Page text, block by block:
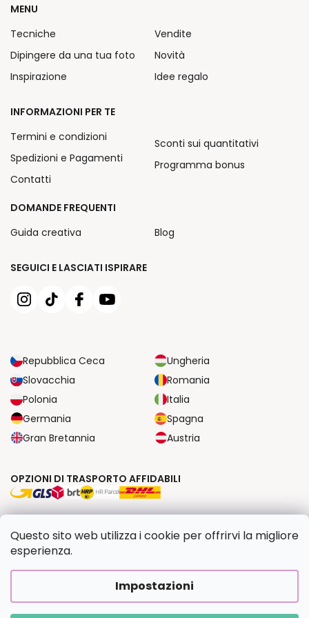
Questo sito web utilizza i cookie per offrirvi la migliore
esperienza.
Impostazioni
SEGUICI E LASCIATI ISPIRARE
Repubblica Ceca
Ungheria
Slovacchia
Romania
Polonia
Italia
Germania
Spagna
Gran Bretannia
Austria
MENU
Tecniche
Dipingere da una tua foto
Inspirazione
Vendite
Novità
Idee regalo
INFORMAZIONI PER TE
Termini e condizioni
Spedizioni e Pagamenti
Contatti
Sconti sui quantitativi
Programma bonus
DOMANDE FREQUENTI
Guida creativa
Blog
OPZIONI DI TRASPORTO AFFIDABILI
Creato da Shoptet Premium|UpraviloFV STUDIO
Copyright 2026Dipingilo.it. Tutti i diritti riservati.